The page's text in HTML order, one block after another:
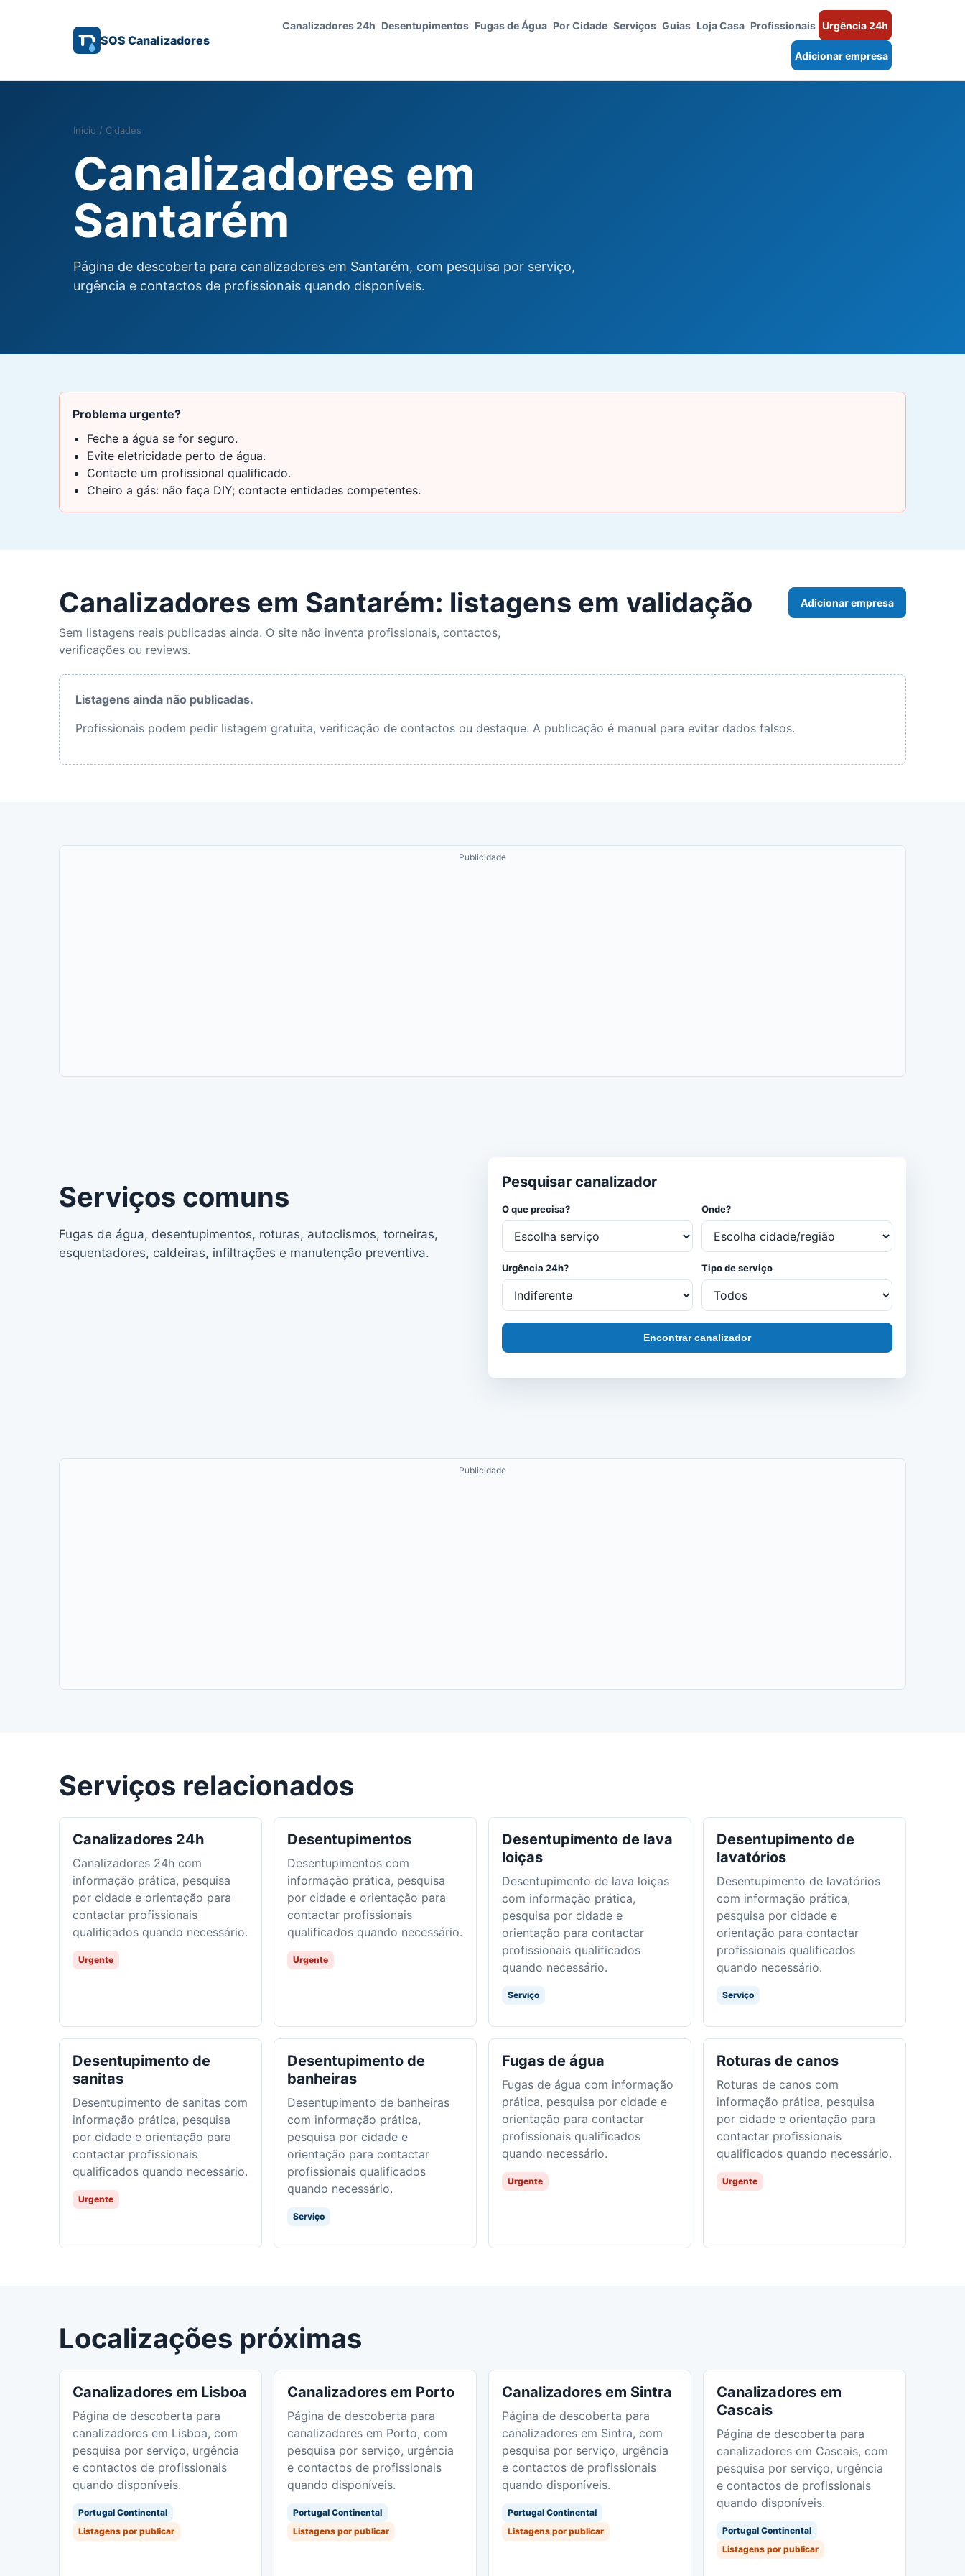
SOS Canalizadores
Canalizadores 24h Desentupimentos Fugas de Água Por Cidade Serviços Guias Loja Casa Profissionais Urgência 24h
Adicionar empresa
Início / Cidades
Canalizadores em
Santarém
Página de descoberta para canalizadores em Santarém, com pesquisa por serviço,
urgência e contactos de profissionais quando disponíveis.
Problema urgente?
Feche a água se for seguro.
Evite eletricidade perto de água.
Contacte um profissional qualificado.
Cheiro a gás: não faça DIY; contacte entidades competentes.
Canalizadores em Santarém: listagens em validação
Sem listagens reais publicadas ainda. O site não inventa profissionais, contactos,
verificações ou reviews.
Adicionar empresa
Listagens ainda não publicadas.
Profissionais podem pedir listagem gratuita, verificação de contactos ou destaque. A publicação é manual para evitar dados falsos.
Publicidade
Serviços comuns
Fugas de água, desentupimentos, roturas, autoclismos, torneiras,
esquentadores, caldeiras, infiltrações e manutenção preventiva.
Pesquisar canalizador
O que precisa? Onde?
Urgência 24h? Tipo de serviço
Encontrar canalizador
Publicidade
Serviços relacionados
Canalizadores 24h
Canalizadores 24h com
informação prática, pesquisa
por cidade e orientação para
contactar profissionais
qualificados quando necessário.
Urgente
Desentupimentos
Desentupimentos com
informação prática, pesquisa
por cidade e orientação para
contactar profissionais
qualificados quando necessário.
Urgente
Desentupimento de lava
loiças
Desentupimento de lava loiças
com informação prática,
pesquisa por cidade e
orientação para contactar
profissionais qualificados
quando necessário.
Serviço
Desentupimento de
lavatórios
Desentupimento de lavatórios
com informação prática,
pesquisa por cidade e
orientação para contactar
profissionais qualificados
quando necessário.
Serviço
Desentupimento de
sanitas
Desentupimento de sanitas com
informação prática, pesquisa
por cidade e orientação para
contactar profissionais
qualificados quando necessário.
Urgente
Desentupimento de
banheiras
Desentupimento de banheiras
com informação prática,
pesquisa por cidade e
orientação para contactar
profissionais qualificados
quando necessário.
Serviço
Fugas de água
Fugas de água com informação
prática, pesquisa por cidade e
orientação para contactar
profissionais qualificados
quando necessário.
Urgente
Roturas de canos
Roturas de canos com
informação prática, pesquisa
por cidade e orientação para
contactar profissionais
qualificados quando necessário.
Urgente
Localizações próximas
Canalizadores em Lisboa
Página de descoberta para
canalizadores em Lisboa, com
pesquisa por serviço, urgência
e contactos de profissionais
quando disponíveis.
Portugal Continental
Listagens por publicar
Canalizadores em Porto
Página de descoberta para
canalizadores em Porto, com
pesquisa por serviço, urgência
e contactos de profissionais
quando disponíveis.
Portugal Continental
Listagens por publicar
Canalizadores em Sintra
Página de descoberta para
canalizadores em Sintra, com
pesquisa por serviço, urgência
e contactos de profissionais
quando disponíveis.
Portugal Continental
Listagens por publicar
Canalizadores em
Cascais
Página de descoberta para
canalizadores em Cascais, com
pesquisa por serviço, urgência
e contactos de profissionais
quando disponíveis.
Portugal Continental
Listagens por publicar